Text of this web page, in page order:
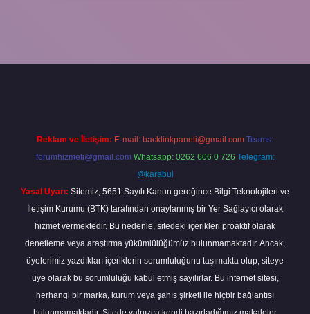
Reklam ve İletişim: E-mail: backlinkpaneli@gmail.com Teams:
forumhizmeti@gmail.com Whatsapp: 0262 606 0 726 Telegram:
@karabul
Yasal Uyarı: Sitemiz, 5651 Sayılı Kanun gereğince Bilgi Teknolojileri ve
İletişim Kurumu (BTK) tarafından onaylanmış bir Yer Sağlayıcı olarak
hizmet vermektedir. Bu nedenle, sitedeki içerikleri proaktif olarak
denetleme veya araştırma yükümlülüğümüz bulunmamaktadır. Ancak,
üyelerimiz yazdıkları içeriklerin sorumluluğunu taşımakta olup, siteye
üye olarak bu sorumluluğu kabul etmiş sayılırlar. Bu internet sitesi,
herhangi bir marka, kurum veya şahıs şirketi ile hiçbir bağlantısı